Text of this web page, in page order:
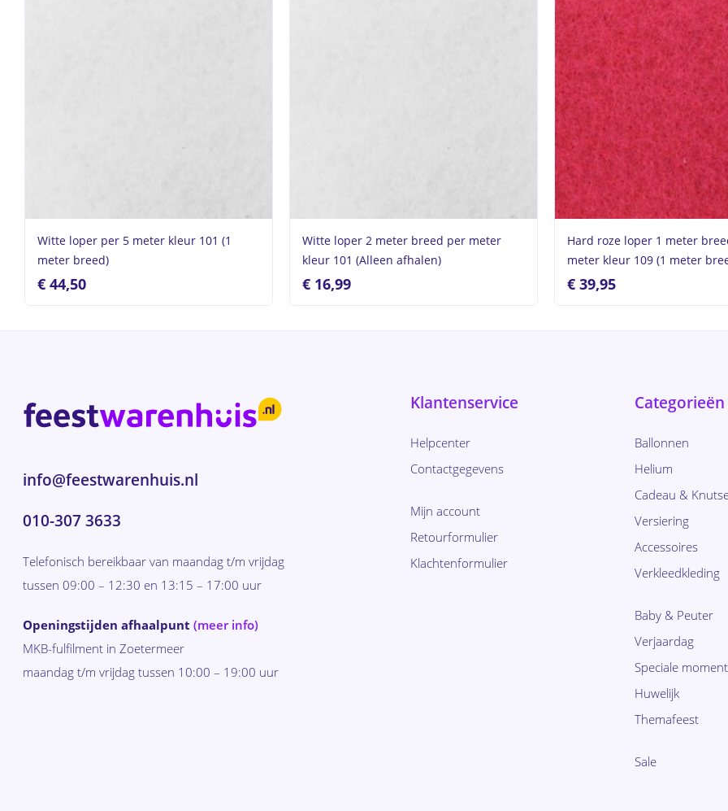
Witte loper per 5 meter kleur 101 (1
meter breed)
€ 44,50
Witte loper 2 meter breed per meter
kleur 101 (Alleen afhalen)
€ 16,99
Hard roze loper 1 meter
meter kleur 109 (1 meter
€ 39,95
info@feestwarenhuis.nl
010-307 3633
Telefonisch bereikbaar van maandag t/m vrijdag
tussen 09:00 – 12:30 en 13:15 – 17:00 uur
Openingstijden afhaalpunt (meer info)
MKB-fulfilment in Zoetermeer
maandag t/m vrijdag tussen 10:00 – 19:00 uur
Klantenservice
Helpcenter
Contactgegevens
Mijn account
Retourformulier
Klachtenformulier
Categorieën
Ballonnen
Helium
Cadeau &
Versiering
Accessoires
Verkleedkleding
Baby & Peuter
Verjaardag
Speciale
Huwelijk
Themafeest
Sale